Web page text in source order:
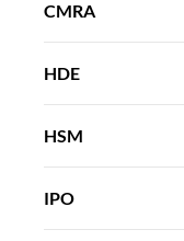
CMRA
HDE
HSM
IPO